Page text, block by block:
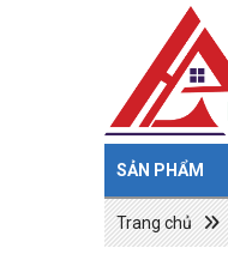
SẢN PHẨM
Trang chủ